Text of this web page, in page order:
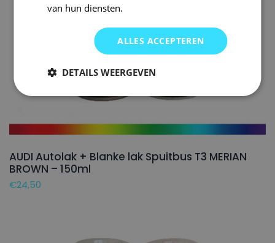
AUDI Autolak + Blanke lak Spuitbus T3 MERIAN
BROWN – 150ml
€24,50
van hun diensten.
ALLES ACCEPTEREN
DETAILS WEERGEVEN